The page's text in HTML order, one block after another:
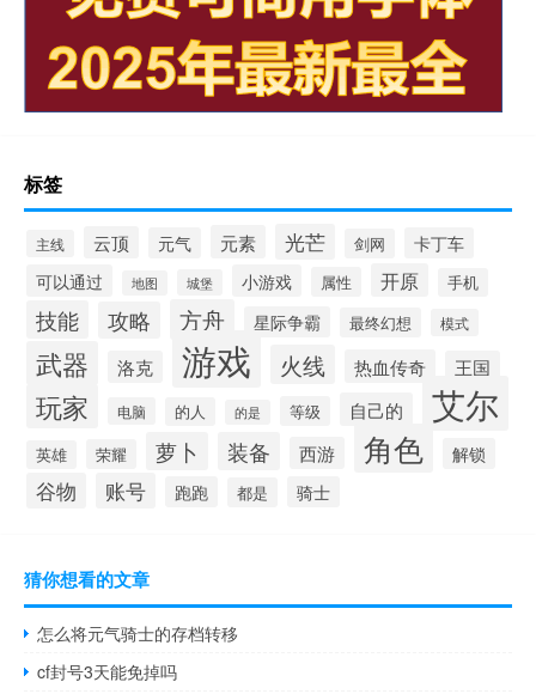
标签
主线 云顶 元气 元素 光芒 剑网 卡丁车
可以通过 地图 城堡 小游戏 属性 开原 手机
技能 攻略 方舟 星际争霸 最终幻想 模式
武器 洛克 游戏 火线 热血传奇 王国
玩家 电脑 的人 的是 等级 自己的 艾尔
英雄 荣耀 萝卜 装备 西游 角色 解锁
谷物 账号 跑跑 都是 骑士
猜你想看的文章
怎么将元气骑士的存档转移
cf封号3天能免掉吗